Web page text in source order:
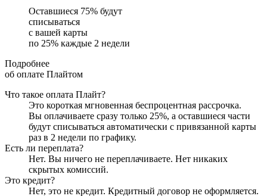
Оставшиеся 75% будут
списываться
с вашей карты
по 25% каждые 2 недели
Подробнее
об оплате Плайтом
Что такое оплата Плайт?
Это короткая мгновенная беспроцентная рассрочка.
Вы оплачиваете сразу только 25%, а оставшиеся части
будут списываться автоматически с привязанной карты
раз в 2 недели по графику.
Есть ли переплата?
Нет. Вы ничего не переплачиваете. Нет никаких
скрытых комиссий.
Это кредит?
Нет, это не кредит. Кредитный договор не оформляется.